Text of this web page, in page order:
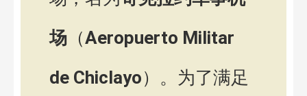
场 （Aeropuerto Militar
de Chiclayo）。为了满足